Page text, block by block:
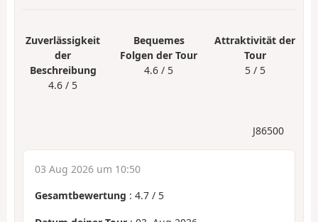
Zuverlässigkeit
der
Beschreibung
4.6 / 5
Bequemes
Folgen der Tour
4.6 / 5
Attraktivität der
Tour
5 / 5
J86500
03 Aug 2026 um 10:50
Gesamtbewertung : 4.7 / 5